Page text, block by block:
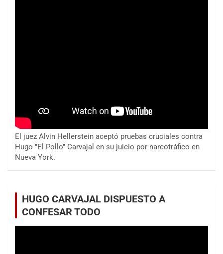
El juez Alvin Hellerstein aceptó pruebas cruciales contra
Hugo "El Pollo" Carvajal en su juicio por narcotráfico en
Nueva York.
HUGO CARVAJAL DISPUESTO A
CONFESAR TODO